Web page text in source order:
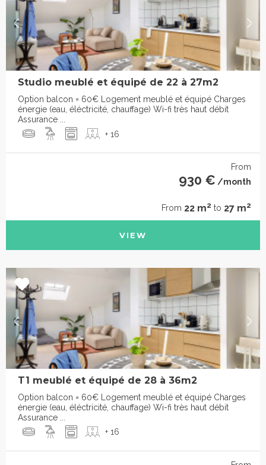
Studio meublé et équipé de 22 à 27m2
Option balcon = 60€ Logement meublé et équipé Charges
énergie (eau, éléctricité, chauffage) Wi-fi très haut débit
Assurance ...
+ 16
From
930 € /month
From 22 m2 to 27 m2
VIEW
T1 meublé et équipé de 28 à 36m2
Option balcon = 60€ Logement meublé et équipé Charges
énergie (eau, éléctricité, chauffage) Wi-fi très haut débit
Assurance ...
+ 16